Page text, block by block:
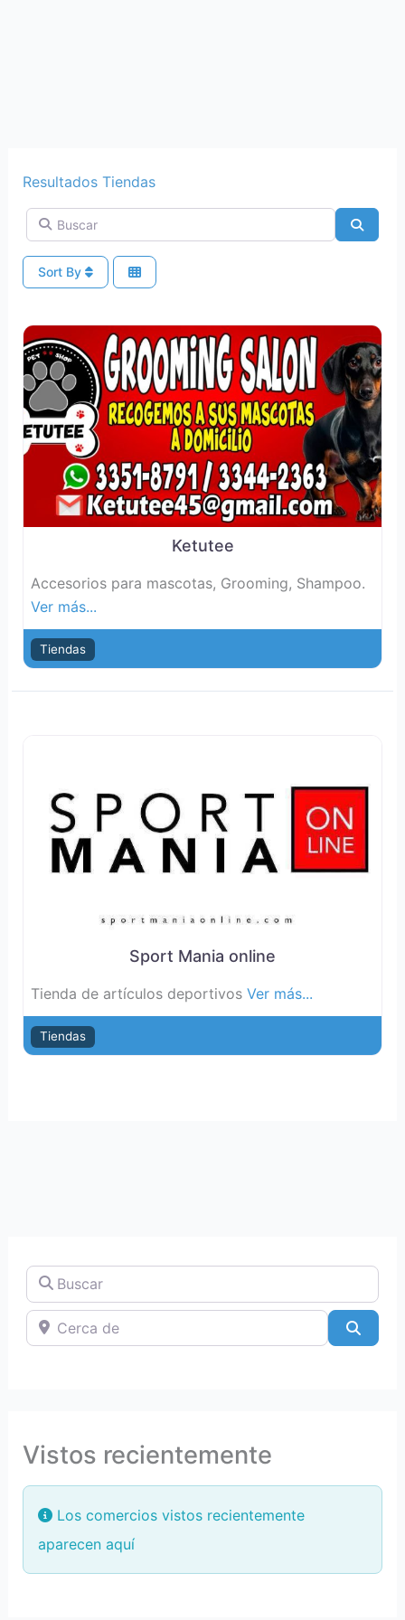
Resultados Tiendas
Buscar
Sort By
Ketutee
Accesorios para mascotas, Grooming, Shampoo.
Ver más...
Tiendas
Sport Mania online
Tienda de artículos deportivos Ver más...
Tiendas
Buscar
Cerca de
Vistos recientemente
Los comercios vistos recientemente
aparecen aquí